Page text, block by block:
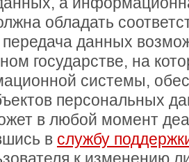
обладать
данных
государстве, на
системы,
персональных
в любой момент
в службу